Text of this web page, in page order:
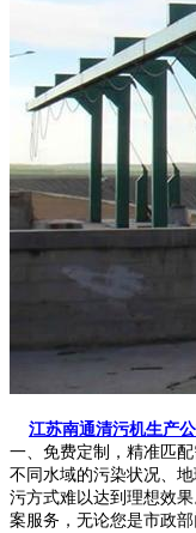
江苏南通清污机生产公
一、免费定制，精准匹
不同水域的污染状况、
污方式难以达到理想效
案服务，无论您是市政